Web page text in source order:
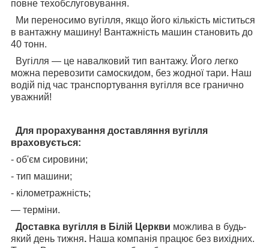
повне техобслуговування.
Ми переносимо вугілля, якщо його кількість міститься
в вантажну машину! Вантажність машин становить до
40 тонн.
Вугілля — це навалковий тип вантажу. Його легко
можна перевозити самоскидом, без жодної тари. Наш
водій під час транспортування вугілля все гранично
уважний!
Для прорахування доставляння вугілля
враховується:
- об'єм сировини;
- тип машини;
- кілометражність;
— терміни.
Доставка вугілля в Білій Церкви можлива в будь-
який день тижня. Наша компанія працює без вихідних.